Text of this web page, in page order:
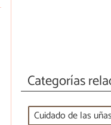
Categorías
Cuidado de las uñas